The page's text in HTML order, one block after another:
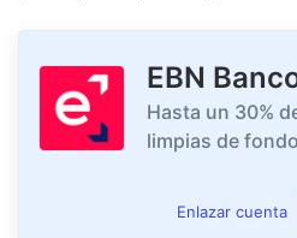
EBN
Hasta un 30%
limpias de
Enlazar cuenta